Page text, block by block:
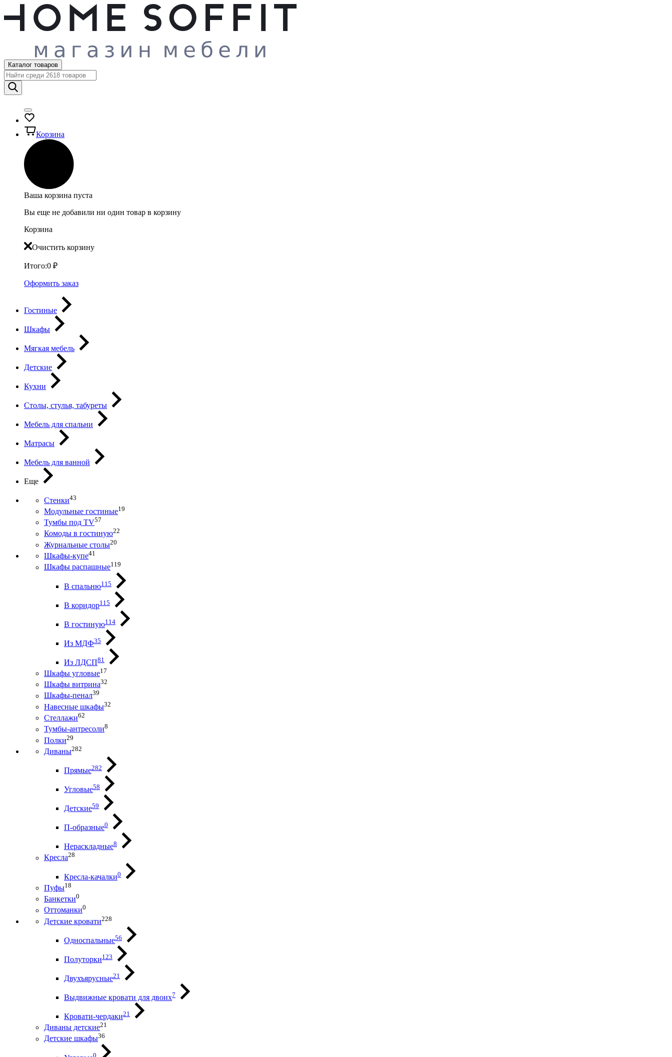
Каталог товаров
Корзина
Ваша корзина пуста
Вы еще не добавили ни один товар в корзину
Корзина
Очистить корзину
Итого:0 ₽
Оформить заказ
Гостиные
Шкафы
Мягкая мебель
Детские
Кухни
Столы, стулья, табуреты
Мебель для спальни
Матрасы
Мебель для ванной
Еще
Стенки43
Модульные гостиные19
Тумбы под ТV57
Комоды в гостиную22
Журнальные столы20
Шкафы-купе41
Шкафы распашные119
В спальню115
В коридор115
В гостиную114
Из МДФ35
Из ЛДСП81
Шкафы угловые17
Шкафы витрина32
Шкафы-пенал39
Навесные шкафы32
Стеллажи62
Тумбы-антресоли8
Полки29
Диваны282
Прямые282
Угловые58
Детские59
П-образные0
Нераскладные8
Кресла28
Кресла-качалки0
Пуфы18
Банкетки0
Оттоманки0
Детские кровати228
Односпальные56
Полуторки123
Двухъярусные21
Выдвижные кровати для двоих7
Кровати-чердаки21
Диваны детские21
Детские шкафы36
0